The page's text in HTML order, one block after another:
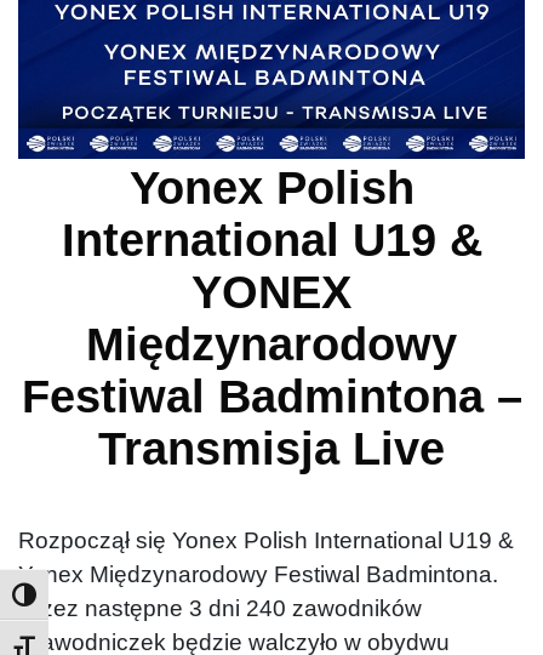
Yonex Polish
International U19 &
YONEX
Międzynarodowy
Festiwal Badmintona –
Transmisja Live
Rozpoczął się Yonex Polish International U19 &
Yonex Międzynarodowy Festiwal Badmintona.
Przez następne 3 dni 240 zawodników
i zawodniczek będzie walczyło w obydwu